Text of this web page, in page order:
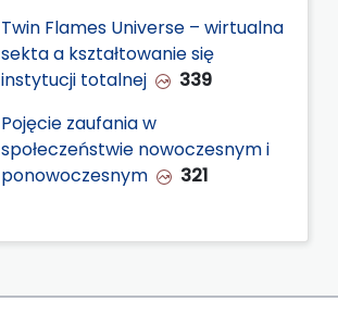
Twin Flames Universe – wirtualna
sekta a kształtowanie się
instytucji totalnej
339
Pojęcie zaufania w
społeczeństwie nowoczesnym i
ponowoczesnym
321